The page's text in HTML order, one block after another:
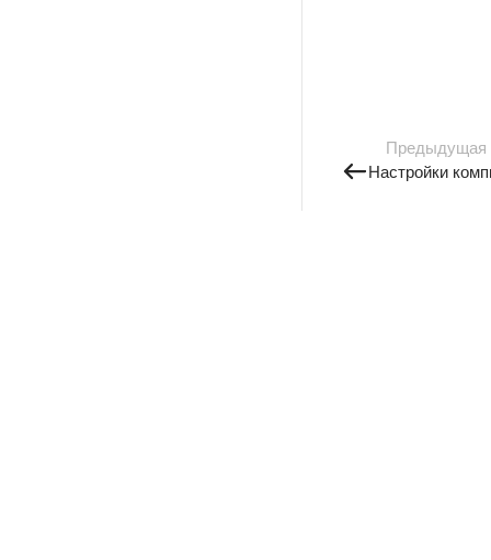
Предыдущая
Настройки